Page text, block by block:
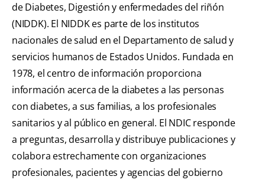
de Diabetes, Digestión y enfermedades del riñón
(NIDDK). El NIDDK es parte de los institutos
nacionales de salud en el Departamento de salud y
servicios humanos de Estados Unidos. Fundada en
1978, el centro de información proporciona
información acerca de la diabetes a las personas
con diabetes, a sus familias, a los profesionales
sanitarios y al público en general. El NDIC responde
a preguntas, desarrolla y distribuye publicaciones y
colabora estrechamente con organizaciones
profesionales, pacientes y agencias del gobierno